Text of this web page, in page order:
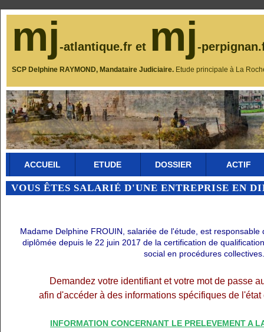
mj-atlantique.fr et mj-
SCP Delphine RAYMOND, Mandataire Judiciaire. Etude principale à La
ACCUEIL ETUDE DOSSIER ACTIF
VOUS ÊTES SALARIÉ D'UNE ENTREPRISE EN
Madame Delphine FROUIN, salariée de l'étude, est
diplômée depuis le 22 juin 2017 de la certification de
social en procédures collectives.
Demandez votre identifiant et votre mot de passe
afin d'accéder à des informations spécifiques de
INFORMATION CONCERNANT LE PRELEVEMENT A